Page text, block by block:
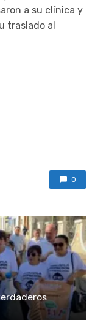
a su clínica y
traslado al
0